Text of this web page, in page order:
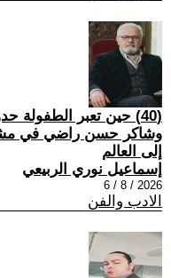
(40) حين تعبر الطفولة
وشاكر حسن راضي في
إلى العالم
إسماعيل نوري الربيعي
2026 / 8 / 6
الادب والفن